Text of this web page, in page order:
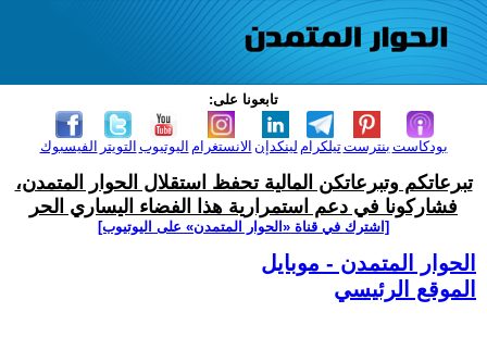
تابعونا على:
الفيسبوك التويتر اليوتيوب الانستغرام لينكدإن تيلكرامبنترست بودكاست
تبرعاتكم وتبرعاتكن المالية تحفظ استقلال الحوار المتمدن،
فشاركونا في دعم استمرارية هذا الفضاء اليساري الحر
[اشترك في قناة ‫«الحوار المتمدن» على اليوتيوب]
الحوار المتمدن - موبايل
الموقع الرئيسي